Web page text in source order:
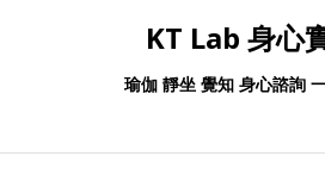
KT Lab 身心
瑜伽 靜坐 覺知 身心諮詢